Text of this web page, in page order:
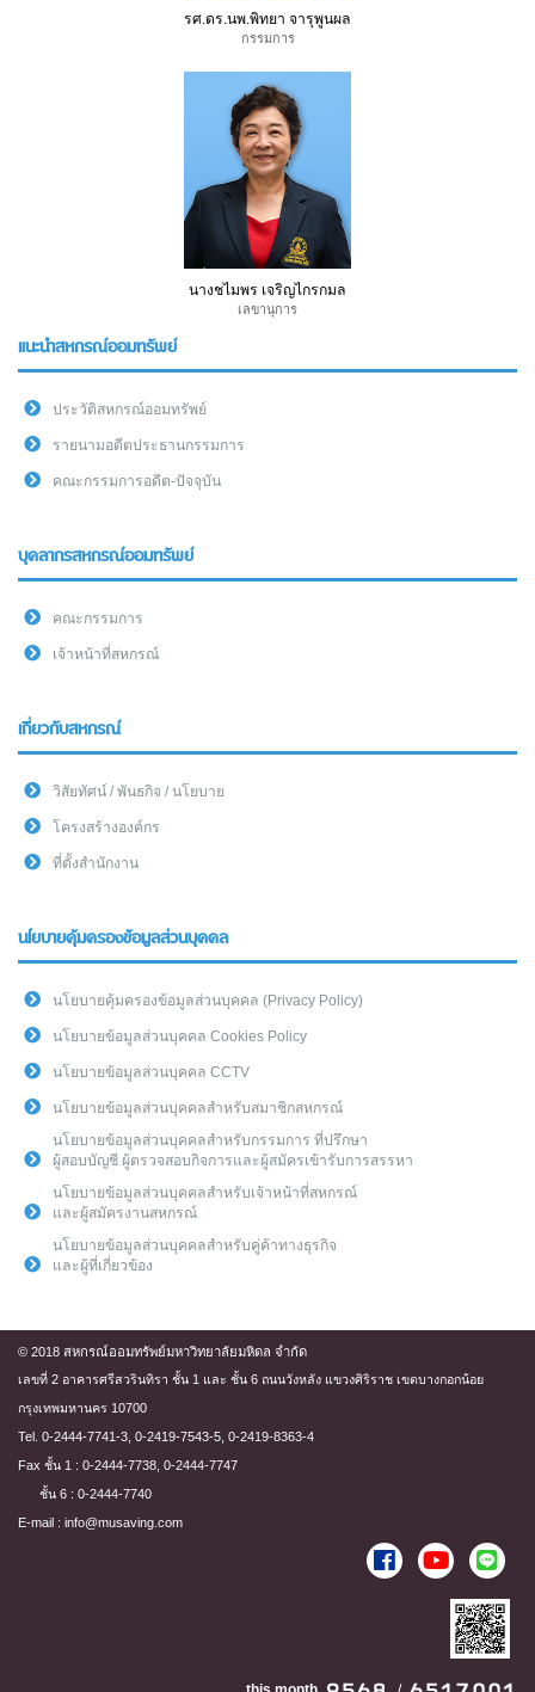
รศ.ดร.นพ.พิทยา จารุพูนผล
กรรมการ
นางชไมพร เจริญไกรกมล
เลขานุการ
แนะนำสหกรณ์ออมทรัพย์
ประวัติสหกรณ์ออมทรัพย์
รายนามอดีตประธานกรรมการ
คณะกรรมการอดีต-ปัจจุบัน
บุคลากรสหกรณ์ออมทรัพย์
คณะกรรมการ
เจ้าหน้าที่สหกรณ์
เกี่ยวกับสหกรณ์
วิสัยทัศน์ / พันธกิจ / นโยบาย
โครงสร้างองค์กร
ที่ตั้งสำนักงาน
นโยบายคุ้มครองข้อมูลส่วนบุคคล
นโยบายคุ้มครองข้อมูลส่วนบุคคล (Privacy Policy)
นโยบายข้อมูลส่วนบุคคล Cookies Policy
นโยบายข้อมูลส่วนบุคคล CCTV
นโยบายข้อมูลส่วนบุคคลสำหรับสมาชิกสหกรณ์
นโยบายข้อมูลส่วนบุคคลสำหรับกรรมการ ที่ปรึกษา
ผู้สอบบัญชี ผู้ตรวจสอบกิจการและผู้สมัครเข้ารับการสรรหา
นโยบายข้อมูลส่วนบุคคลสำหรับเจ้าหน้าที่สหกรณ์
และผู้สมัครงานสหกรณ์
นโยบายข้อมูลส่วนบุคคลสำหรับคู่ค้าทางธุรกิจ
และผู้ที่เกี่ยวข้อง
© 2018 สหกรณ์ออมทรัพย์มหาวิทยาลัยมหิดล จำกัด
เลขที่ 2 อาคารศรีสวรินทิรา ชั้น 1 และ ชั้น 6 ถนนวังหลัง แขวงศิริราช เขตบางกอกน้อย
กรุงเทพมหานคร 10700
Tel. 0-2444-7741-3, 0-2419-7543-5, 0-2419-8363-4
Fax ชั้น 1 : 0-2444-7738, 0-2444-7747
ชั้น 6 : 0-2444-7740
E-mail : info@musaving.com